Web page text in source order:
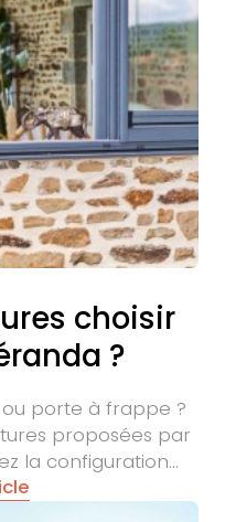
choisir
?
porte à frappe ?
proposées par
la configuration…